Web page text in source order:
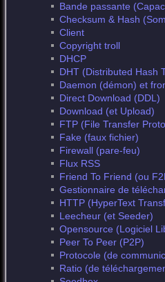
Bande passante
Checksum & Hash
Client
Copyright troll
DHCP
DHT (Distributed Hash
Daemon (démon) et
Direct Download (DDL)
Download (et Upload)
FTP (File Transfer
Fake (faux fichier)
Firewall (pare-feu)
Flux RSS
Friend To Friend (ou
Gestionnaire de
HTTP (HyperText
Leecheur (et Seeder)
Opensource (Logiciel
Peer To Peer (P2P)
Protocole (de
Ratio (de